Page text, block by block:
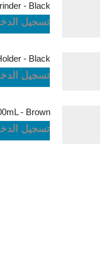
- Black
تسجيل
تسجيل
تسجيل